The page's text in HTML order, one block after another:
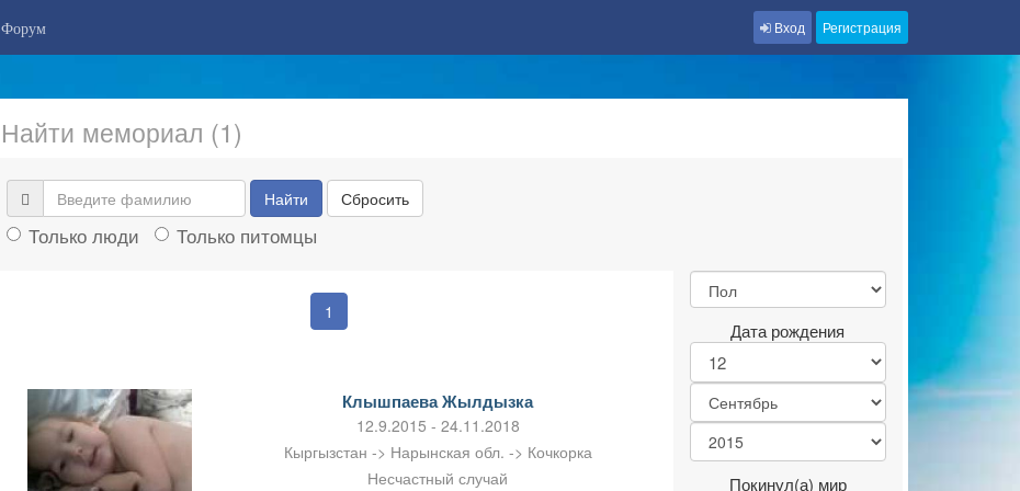
Форум Вход Регистрация
Найти мемориал (1)
Найти Сбросить
Только люди Только питомцы
1
Клышпаева Жылдызка
12.9.2015 - 24.11.2018
Кыргызстан -> Нарынская обл. -> Кочкорка
Несчастный случай
Дата рождения
Покинул(а) мир